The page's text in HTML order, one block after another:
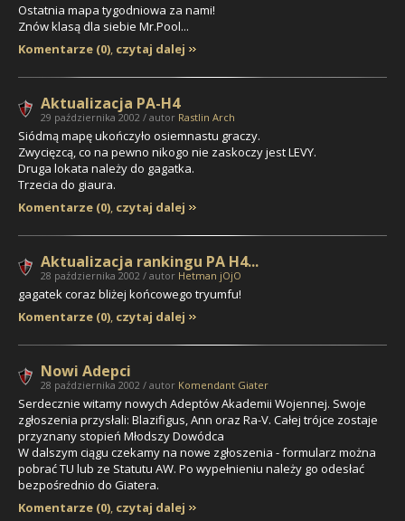
Ostatnia mapa tygodniowa za nami!
Znów klasą dla siebie Mr.Pool...
Komentarze (0), czytaj dalej
Aktualizacja PA-H4
29 października 2002 / autor Rastlin Arch
Siódmą mapę ukończyło osiemnastu graczy.
Zwycięzcą, co na pewno nikogo nie zaskoczy jestLEVY.
Druga lokata należy do gagatka.
Trzecia do giaura.
Komentarze (0), czytaj dalej
Aktualizacja rankingu PA H4...
28 października 2002 / autor Hetman jOjO
gagatekcoraz bliżej końcowego tryumfu!
Komentarze (0), czytaj dalej
Nowi Adepci
28 października 2002 / autor Komendant Giater
Serdecznie witamy nowych Adeptów Akademii Wojennej. Swoje
zgłoszenia przysłali: Blazifigus, Ann oraz Ra-V. Całej trójce zostaje
przyznany stopień Młodszy Dowódca
W dalszym ciągu czekamy na nowe zgłoszenia - formularz można
pobrać TU lub ze Statutu AW. Po wypełnieniu należy go odesłać
bezpośrednio do Giatera.
Komentarze (0), czytaj dalej